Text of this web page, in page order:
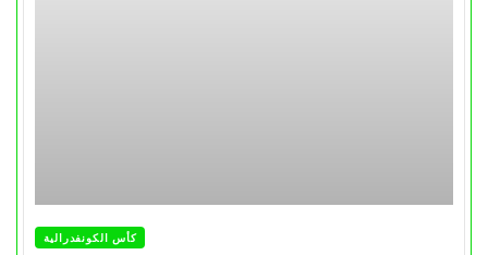
كأس الكونفدرالية